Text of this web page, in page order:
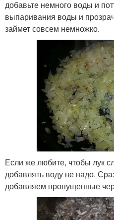
добавьте немного воды и
выпаривания воды и
займет совсем немножко.
Если же любите, чтобы лук
добавлять воду не надо.
добавляем пропущенные